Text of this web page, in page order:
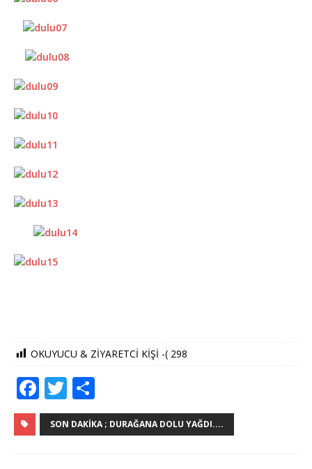
OKUYUCU & ZİYARETCİ KİŞİ -( 298
F
a
c
T
w
it
h
ar
SON DAKIKA ; DURAĞANA DOLU YAĞDI....